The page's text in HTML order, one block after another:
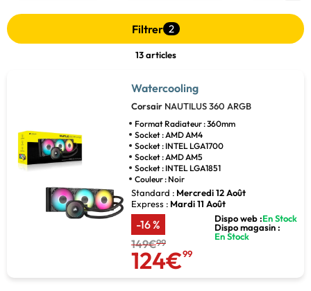
Filtrer 2
13 articles
Watercooling
Corsair NAUTILUS 360 ARGB
Format Radiateur : 360mm
Socket : AMD AM4
Socket : INTEL LGA1700
Socket : AMD AM5
Socket : INTEL LGA1851
Couleur : Noir
Standard : Mercredi 12 Août
Express : Mardi 11 Août
-16 %
149€99
124€99
Dispo web :En Stock
Dispo magasin :
En Stock